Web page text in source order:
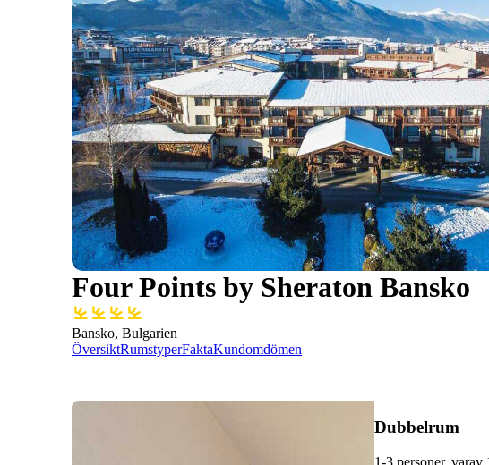
Four Points by Sheraton Bansko
Bansko, Bulgarien
ÖversiktRumstyperFaktaKundomdömen
Dubbelrum
1-3 personer, varav